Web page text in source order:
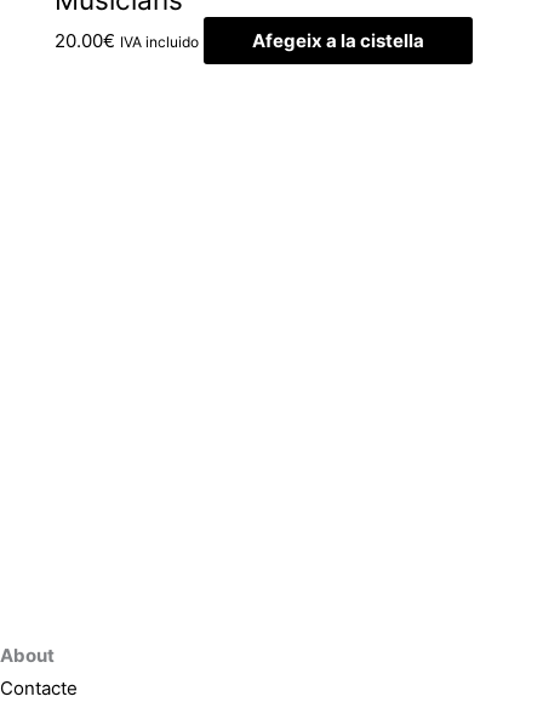
20.00€ IVA incluido Afegeix a la cistella
About
Contacte